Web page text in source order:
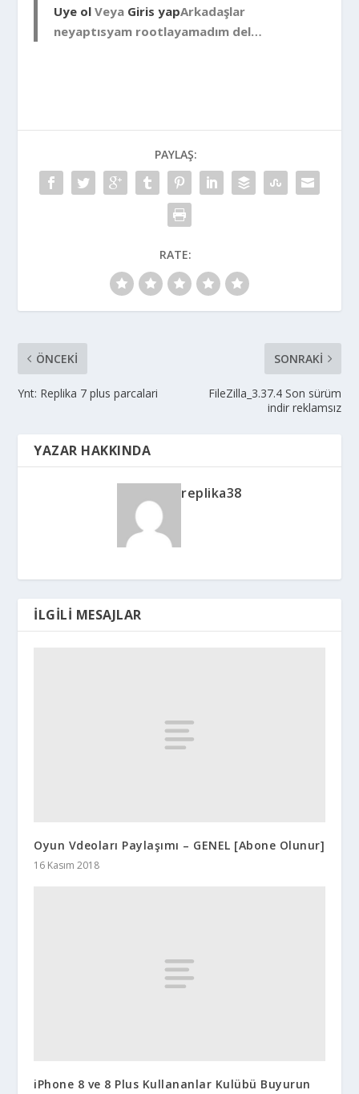
Uye ol Veya Giris yapArkadaşlar
neyaptısyam rootlayamadım del…
PAYLAŞ:
RATE:
ÖNCEKI
Ynt: Replika 7 plus parcalari
SONRAKI
FileZilla_3.37.4 Son sürüm
indir reklamsız
YAZAR HAKKINDA
replika38
İLGILI MESAJLAR
Oyun Vdeoları Paylaşımı – GENEL [Abone Olunur]
16 Kasım 2018
iPhone 8 ve 8 Plus Kullananlar Kulübü Buyurun